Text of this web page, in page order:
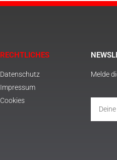
RECHTLICHES
Datenschutz
Impressum
Cookies
Melde